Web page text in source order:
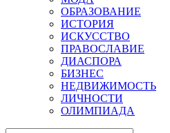
ОБРАЗОВАНИЕ
ИСТОРИЯ
ИСКУССТВО
ПРАВОСЛАВИЕ
ДИАСПОРА
БИЗНЕС
НЕДВИЖИМОСТЬ
ЛИЧНОСТИ
ОЛИМПИАДА